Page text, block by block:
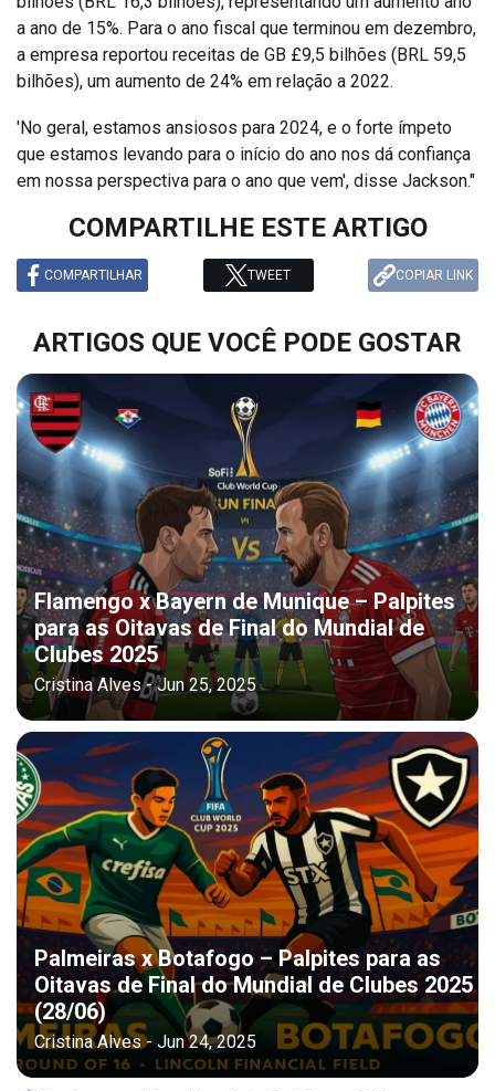
a ano de 15%. Para o ano fiscal que terminou em dezembro,
a empresa reportou receitas de GB £9,5 bilhões (BRL 59,5
bilhões), um aumento de 24% em relação a 2022.
'No geral, estamos ansiosos para 2024, e o forte ímpeto
que estamos levando para o início do ano nos dá confiança
em nossa perspectiva para o ano que vem', disse Jackson."
COMPARTILHE ESTE ARTIGO
COMPARTILHAR TWEET COPIAR LINK
ARTIGOS QUE VOCÊ PODE GOSTAR
Flamengo x Bayern de Munique – Palpites
para as Oitavas de Final do Mundial de
Clubes 2025
Cristina Alves - Jun 25, 2025
Palmeiras x Botafogo – Palpites para as
Oitavas de Final do Mundial de Clubes 2025
(28/06)
Cristina Alves - Jun 24, 2025